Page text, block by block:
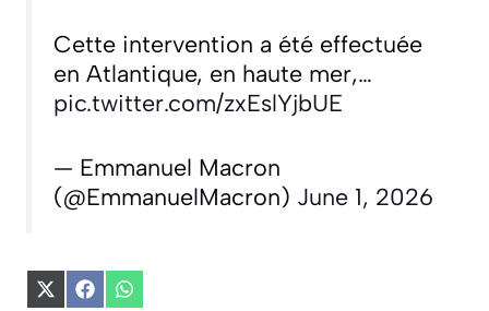
Cette intervention a été effectuée
en Atlantique, en haute mer,…
pic.twitter.com/zxEslYjbUE
— Emmanuel Macron
(@EmmanuelMacron) June 1, 2026
ShareShareShare